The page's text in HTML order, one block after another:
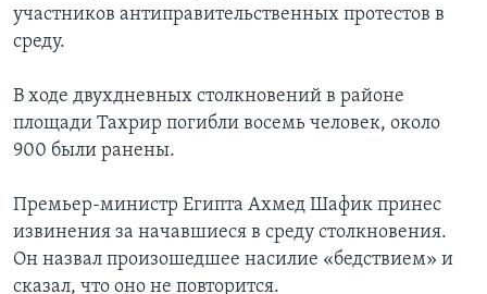
участников антиправительственных протестов в
среду.
В ходе двухдневных столкновений в районе
площади Тахрир погибли восемь человек, около
900 были ранены.
Премьер-министр Египта Ахмед Шафик принес
извинения за начавшиеся в среду столкновения.
Он назвал произошедшее насилие «бедствием» и
сказал, что оно не повторится.